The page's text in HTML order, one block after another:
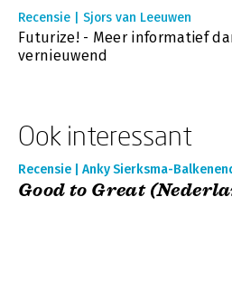
Recensie | Sjors van Leeuwen
Futurize! - Meer informatief
vernieuwend
Ook interessant
Recensie | Anky Sierksma-
Good to Great